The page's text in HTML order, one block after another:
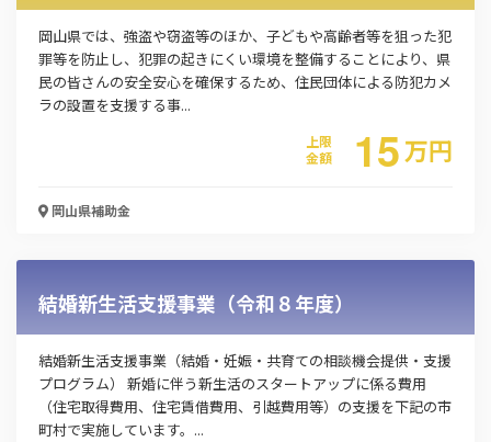
この補助金の情報をPDFダウンロード
林業経営体提案型研修事業
岡山県では、強盗や窃盗等のほか、子どもや高齢者等を狙った犯
罪等を防止し、犯罪の起きにくい環境を整備することにより、県
民の皆さんの安全安心を確保するため、住民団体による防犯カメ
ラの設置を支援する事...
上限
金額
15万円
岡山県補助金
結婚新生活支援事業（令和８年度）
結婚新生活支援事業（結婚・妊娠・共育ての相談機会提供・支援
プログラム） 新婚に伴う新生活のスタートアップに係る費用
（住宅取得費用、住宅賃借費用、引越費用等）の支援を下記の市
町村で実施しています。...